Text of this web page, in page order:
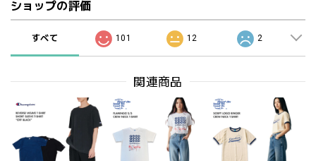
ショップの評価
すべて 101 12 2
関連商品